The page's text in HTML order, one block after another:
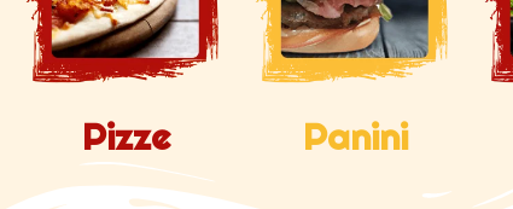
Pizze Panini